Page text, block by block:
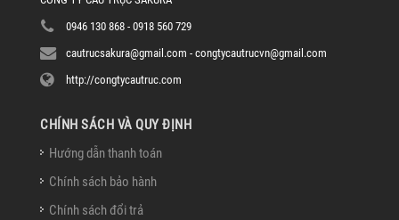
0946 130 868 - 0918 560 729
cautrucsakura@gmail.com - congtycautrucvn@gmail.com
http://congtycautruc.com
CHÍNH SÁCH VÀ QUY ĐỊNH
Hướng dẫn thanh toán
Chính sách bảo hành
Chính sách đổi trả